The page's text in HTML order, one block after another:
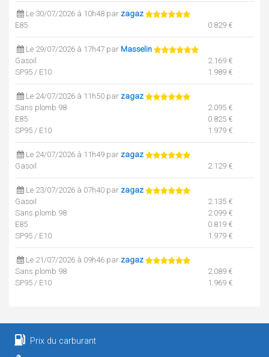
Le 30/07/2026 à 10h48 par zagaz
E85
0.829 €
Le 29/07/2026 à 17h47 par Masselin
Gasoil
2.169 €
SP95 / E10
1.989 €
Le 24/07/2026 à 11h50 par zagaz
Sans plomb 98
2.095 €
E85
0.825 €
SP95 / E10
1.979 €
Le 24/07/2026 à 11h49 par zagaz
Gasoil
2.129 €
Le 23/07/2026 à 07h40 par zagaz
Gasoil
2.135 €
Sans plomb 98
2.099 €
E85
0.819 €
SP95 / E10
1.979 €
Le 21/07/2026 à 09h46 par zagaz
Sans plomb 98
2.089 €
SP95 / E10
1.969 €
Le 20/07/2026 à 09h01 par
E85
Prix du carburant